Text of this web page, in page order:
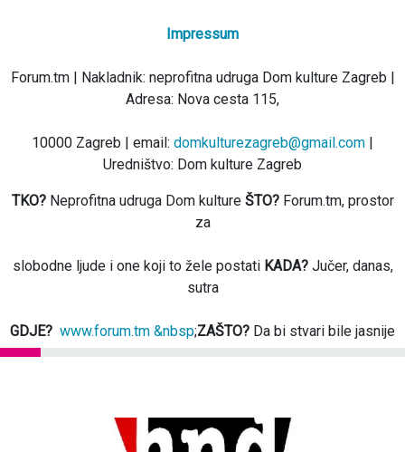
Impressum
Forum.tm | Nakladnik: neprofitna udruga Dom kulture Zagreb |
Adresa: Nova cesta 115,
10000 Zagreb | email: domkulturezagreb@gmail.com
Uredništvo: Dom kulture Zagreb
TKO?Neprofitna udruga Dom kulture ŠTO?Forum.tm, prostor
za
slobodne ljude i one koji to žele postati KADA?Jučer, danas,
sutra
GDJE? www.forum.tm &nbsp;ZAŠTO? Da bi stvari bile jasnije